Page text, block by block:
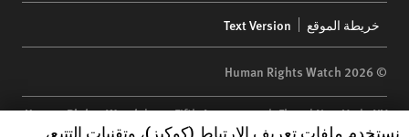
menu
خريطة الموقع Text Version
© 2026 Human Rights Watch
Human Rights Watch| 350 Fifth Avenue, 34th Floor | New York,NY
10118-3299 USA|t 1.212.290.4700
Human Rights Watch cookie preferences
نستخدم ملفات تعريف الارتباط (كوكيز)، وتقنيات التتبع،